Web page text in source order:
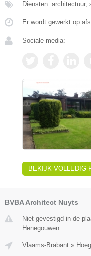
Diensten: architectuur,
Er wordt gewerkt op
Sociale media:
BEKIJK VOLLEDIG
BVBA Architect Nuyts
Niet gevestigd in de
Henegouwen.
Vlaams-Brabant »